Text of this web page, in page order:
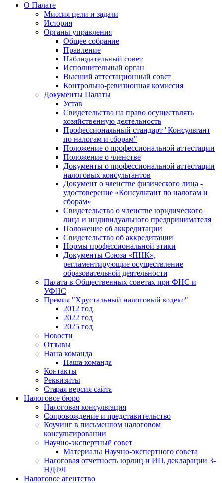
О Палате
Миссия цели и задачи
История
Органы управления
Общее собрание
Правление
Наблюдательный совет
Исполнительный орган
Высший аттестационный совет
Контрольно-ревизионная комиссия
Документы Палаты
Устав
Свидетельство на право осуществлять
хозяйственную деятельность
Профессиональный стандарт "Консультант
по налогам и сборам"
Положение о профессиональной аттестации
Положение о членстве
Документы о профессиональной аттестации
налоговых консультантов
Документ о членстве физического лица -
удостоверение «Консультант по налогам и
сборам»
Свидетельство о членстве юридического
лица и индивидуального предпринимателя
Положение об аккредитации
Свидетельство об аккредитации
Нормы профессиональной этики
Документы Союза «ПНК»,
регламентирующие осуществление
образовательной деятельности
Палата в Общественных советах при ФНС и
УФНС
Премия "Хрустальный налоговый кодекс"
2012 год
2022 год
2025 год
Новости
Отзывы
Наша команда
Наша команда
Контакты
Реквизиты
Старая версия сайта
Налоговое бюро
Налоговая консультация
Cопровождение и представительство
Коучинг в письменном налоговом
консультировании
Научно-экспертный совет
Материалы Научно-экспертного совета
Налоговая отчетность юрлиц и ИП, декларации 3-
НДФЛ
Налоговое агентство